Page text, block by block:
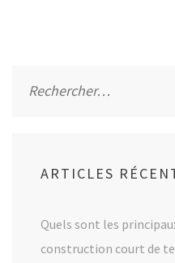
ARTICLES
Quels sont les
construction court de